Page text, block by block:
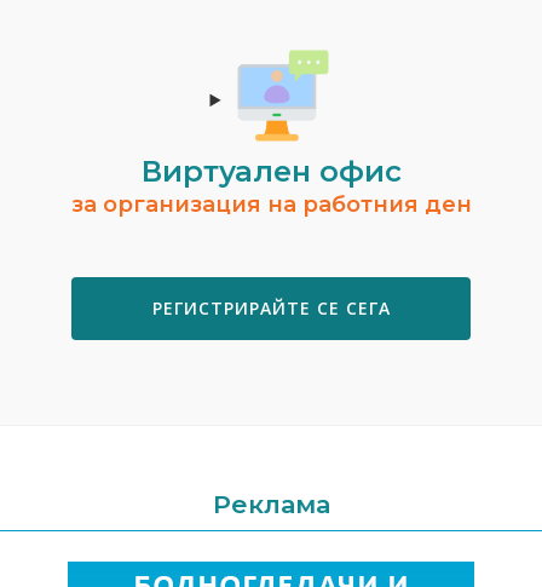
Виртуален офис
за организация на работния ден
РЕГИСТРИРАЙТЕ СЕ СЕГА
Реклама